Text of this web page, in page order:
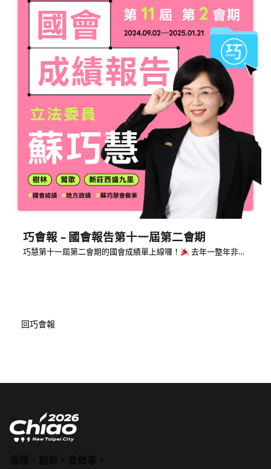
巧會報 – 國會報告第十一屆第二會期
巧慧第十一屆第二會期的國會成績單上線囉！ 去年一整年非…
回巧會報
溫暖、創新、會做事，